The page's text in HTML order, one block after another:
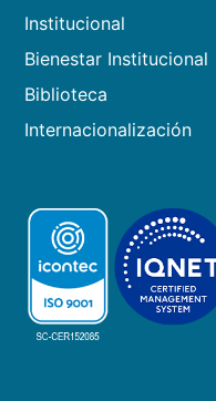
Institucional
Bienestar Institucional
Biblioteca
Internacionalización